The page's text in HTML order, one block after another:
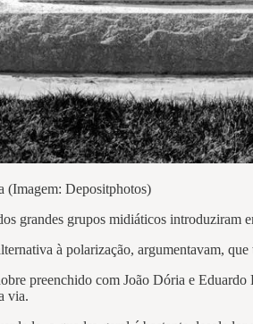
(Imagem: Depositphotos)
grandes grupos midiáticos
à polarização, argumentavam,
preenchido com João Dória e
via.